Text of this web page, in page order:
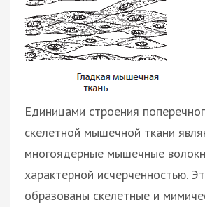
Единицами строения
скелетной мышечной ткани
многоядерные мышечные
характерной исчерченностью.
образованы скелетные и